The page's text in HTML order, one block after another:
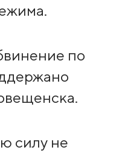
по
силу не